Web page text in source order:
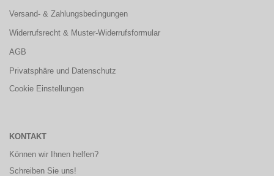
Versand- & Zahlungsbedingungen
Widerrufsrecht & Muster-Widerrufsformular
AGB
Privatsphäre und Datenschutz
Cookie Einstellungen
KONTAKT
Können wir Ihnen helfen?
Schreiben Sie uns!